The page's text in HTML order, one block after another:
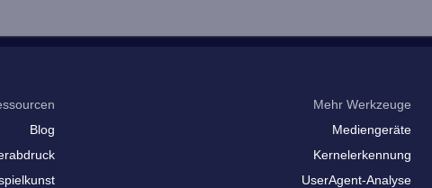
Blog
Mehr Werkzeuge
Mediengeräte
Kernelerkennung
UserAgent-Analyse